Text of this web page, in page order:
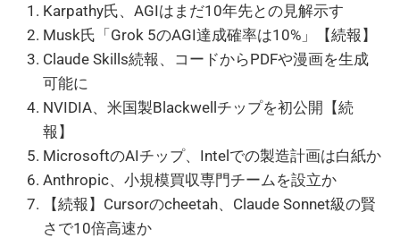
Karpathy氏、AGIはまだ10年先との見解示す
Musk氏「Grok 5のAGI達成確率は10%」【続報】
Claude Skills続報、コードからPDFや漫画を生成
可能に
NVIDIA、米国製Blackwellチップを初公開【続
報】
MicrosoftのAIチップ、Intelでの製造計画は白紙か
Anthropic、小規模買収専門チームを設立か
【続報】Cursorのcheetah、Claude Sonnet級の賢
さで10倍高速か